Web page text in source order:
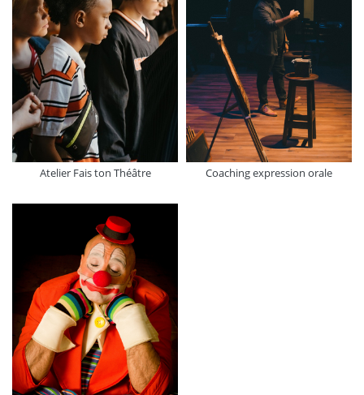
Atelier Fais ton Théâtre Coaching expression orale